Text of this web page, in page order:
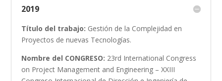
2019
Título del trabajo: Gestión de la Complejidad en
Proyectos de nuevas Tecnologías.
Nombre del CONGRESO: 23rd International Congress
on Project Management and Engineering – XXIII